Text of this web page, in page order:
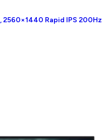
2560×1440 Rapid IPS 200Hz